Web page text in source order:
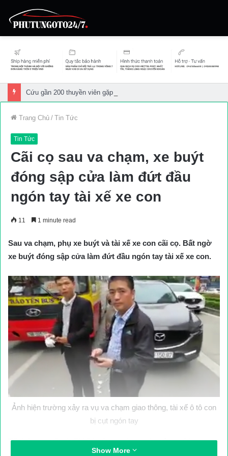
Cứu gần 200 thuyền viên gặp sự cố trên biển
Trang Chủ / Tin Tức
Tin Tức
Cãi cọ sau va chạm, xe buýt
đóng sập cửa làm đứt đầu
ngón tay tài xế xe con
11 1 minute read
Sau va chạm, phụ xe buýt và tài xế xe con cãi cọ. Bất ngờ
xe buýt đóng sập cửa làm đứt đầu ngón tay tài xế xe con.
Ảnh hiện trường xảy ra vụ va chạm giao thông, tài xế ô tô con
bị cụt ngón tay
Tối 6/3, trao đổi với PV Báo Giao thông, một chỉ huy Công an
Show More